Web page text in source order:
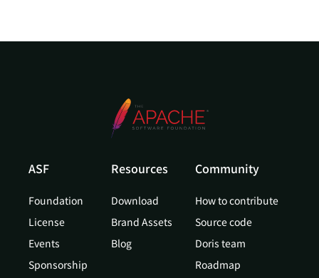
ASF
Foundation
License
Events
Sponsorship
Resources
Download
Brand Assets
Blog
Community
How to contribute
Source code
Doris team
Roadmap